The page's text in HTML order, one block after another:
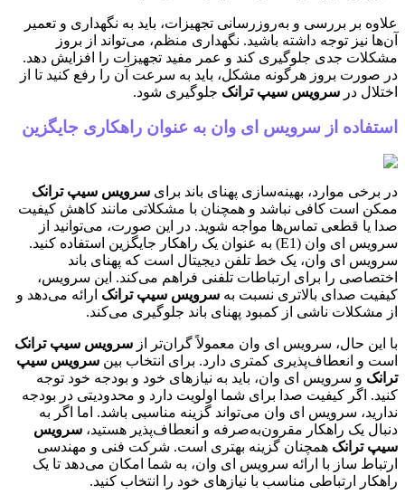
علاوه بر بررسی و به‌روزرسانی تجهیزات، باید به نگهداری و تعمیر
آن‌ها نیز توجه داشته باشید. نگهداری منظم، می‌تواند از بروز
مشکلات جدی جلوگیری کند و عمر مفید تجهیزات را افزایش دهد.
در صورت بروز هرگونه مشکل، باید به سرعت آن را رفع کنید تا از
اختلال در سرویس سیپ ترانک جلوگیری شود.
استفاده از سرویس ای وان به عنوان راهکاری جایگزین
در برخی موارد، بهینه‌سازی پهنای باند برای سرویس سیپ ترانک
ممکن است کافی نباشد و همچنان با مشکلاتی مانند کاهش کیفیت
صدا یا قطعی تماس‌ها مواجه شوید. در این صورت، می‌توانید از
سرویس ای وان (E1) به عنوان یک راهکار جایگزین استفاده کنید.
سرویس ای وان، یک خط تلفن دیجیتال است که پهنای باند
اختصاصی را برای ارتباطات تلفنی فراهم می‌کند. این سرویس،
کیفیت صدای بالاتری نسبت به سرویس سیپ ترانک ارائه می‌دهد و
از مشکلات ناشی از کمبود پهنای باند جلوگیری می‌کند.
با این حال، سرویس ای وان معمولاً گران‌تر از سرویس سیپ ترانک
است و انعطاف‌پذیری کمتری دارد. برای انتخاب بین سرویس سیپ
ترانک و سرویس ای وان، باید به نیازهای خود و بودجه خود توجه
کنید. اگر کیفیت صدا برای شما اولویت دارد و محدودیتی در بودجه
ندارید، سرویس ای وان می‌تواند گزینه مناسبی باشد. اما اگر به
دنبال یک راهکار مقرون‌به‌صرفه و انعطاف‌پذیر هستید، سرویس
سیپ ترانک همچنان گزینه بهتری است. شرکت فنی و مهندسی
ارتباط ساز با ارائه سرویس ای وان، به شما امکان می‌دهد تا یک
راهکار ارتباطی مناسب با نیازهای خود را انتخاب کنید.